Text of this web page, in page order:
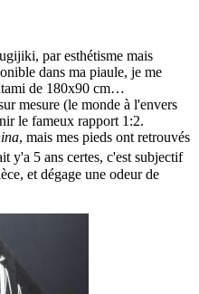
par esthétisme mais
dans ma piaule, je me
de 180x90 cm…
mesure (le monde à l'envers
le fameux rapport 1:2.
, mais mes pieds ont retrouvés
y'a 5 ans certes, c'est subjectif
et dégage une odeur de